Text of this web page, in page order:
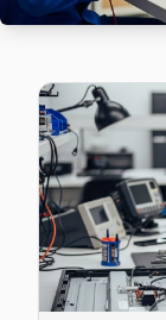
Barbaros
Battalgazi
Cumhuriyet